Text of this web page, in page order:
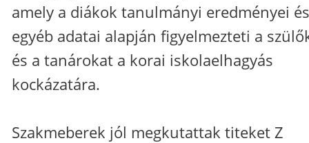
amely a diákok tanulmányi eredményei és
egyéb adatai alapján figyelmezteti a
és a tanárokat a korai iskolaelhagyás
kockázatára.
Szakmeberek jól megkutattak titeket Z